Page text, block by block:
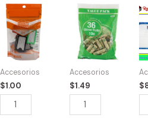
Accesorios
$1.00
49572
HW-
40036
Key
Tags
quantity
Accesorios
$1.49
42920
COIN
WRAPPERS
DIME
quantity
$
-
to